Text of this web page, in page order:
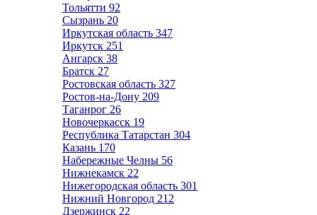
Тольятти 92
Сызрань 20
Иркутская область 347
Иркутск 251
Ангарск 38
Братск 27
Ростовская область 327
Ростов-на-Дону 209
Таганрог 26
Новочеркасск 19
Республика Татарстан 304
Казань 170
Набережные Челны 56
Нижнекамск 22
Нижегородская область 301
Нижний Новгород 212
Дзержинск 22